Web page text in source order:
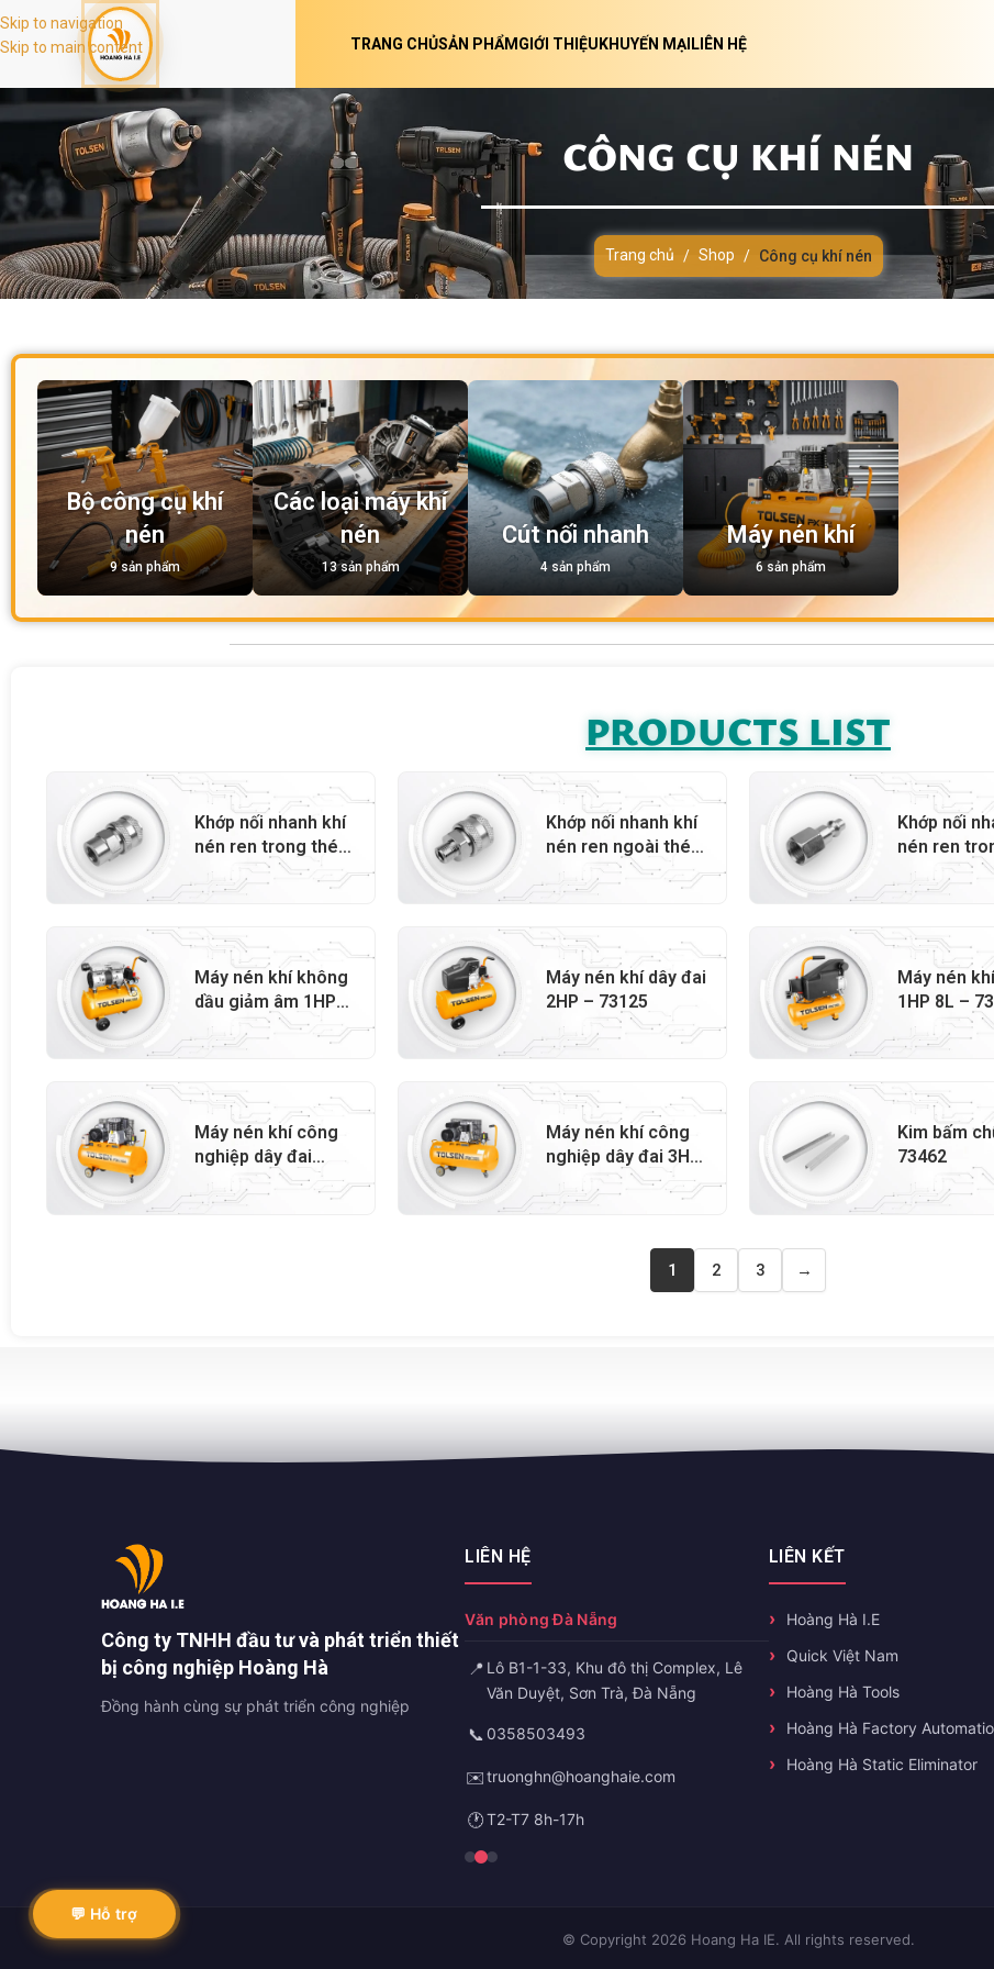
Skip to navigation
Skip to main content
TRANG CHỦSẢN PHẨMGIỚI THIỆUKHUYẾN MẠILIÊN HỆ
CÔNG CỤ KHÍ NÉN
Trang chủ / Shop / Công cụ khí nén
Bộ công cụ khí
nén
9 sản phẩm
Các loại máy khí
nén
13 sản phẩm
Cút nối nhanh
4 sản phẩm
Máy nén khí
6 sản phẩm
PRODUCTS LIST
Khớp nối nhanh khí
nén ren trong thép
G1/4 – 72812
Khớp nối nhanh khí
nén ren ngoài thép
G1/4 inch – 72811
Khớp nối
nén ren
G1/4 inch –
Máy nén khí không
dầu giảm âm 1HP
24L – 73135
Máy nén khí dây đai
2HP – 73125
Máy nén
1HP 8L –
Máy nén khí công
nghiệp dây đai
5.5HP 300L – 73119
Máy nén khí công
nghiệp dây đai 3HP
200L – 73118
Kim bấm
73462
1 2 3 →
💬 Hỗ trợ
Công ty TNHH đầu tư và phát triển thiết
bị công nghiệp Hoàng Hà
Đồng hành cùng sự phát triển công nghiệp
LIÊN HỆ
Văn phòng Đà Nẵng
📍 Lô B1-1-33, Khu đô thị Complex, Lê
Văn Duyệt, Sơn Trà, Đà Nẵng
📞 0358503493
✉️ truonghn@hoanghaie.com
🕐 T2-T7 8h-17h
LIÊN KẾT
Hoàng Hà I.E
Quick Việt Nam
Hoàng Hà Tools
Hoàng Hà Factory
Hoàng Hà Static Eliminator
© Copyright 2026 Hoang Ha IE. All rights reserved.